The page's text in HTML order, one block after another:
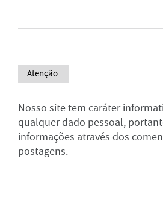
Atenção:
Nosso site tem caráter
qualquer dado pessoal,
informações através dos
postagens.